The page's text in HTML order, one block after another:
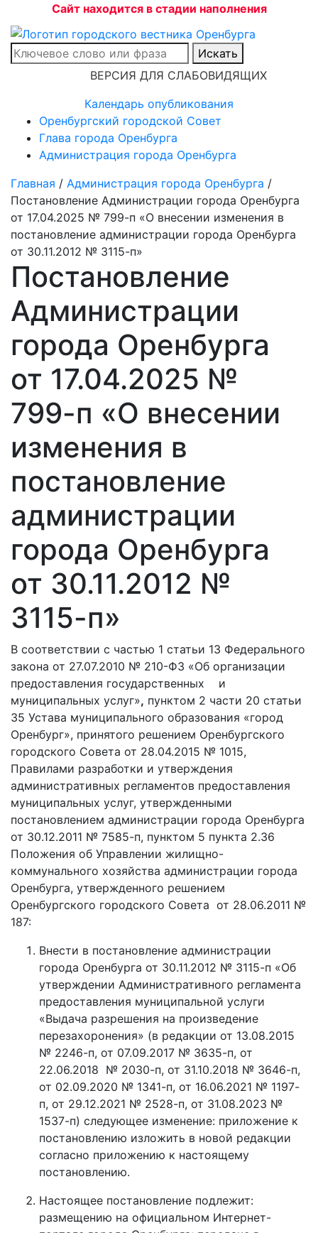
Сайт находится в стадии наполнения
Искать
ВЕРСИЯ ДЛЯ СЛАБОВИДЯЩИХ
Календарь опубликования
Оренбургский городской Совет
Глава города Оренбурга
Администрация города Оренбурга
Главная / Администрация города Оренбурга /
Постановление Администрации города Оренбурга
от 17.04.2025 № 799-п «О внесении изменения в
постановление администрации города Оренбурга
от 30.11.2012 № 3115-п»
Постановление
Администрации
города Оренбурга
от 17.04.2025 №
799-п «О внесении
изменения в
постановление
администрации
города Оренбурга
от 30.11.2012 №
3115-п»
В соответствии с частью 1 статьи 13 Федерального
закона от 27.07.2010 № 210-ФЗ «Об организации
предоставления государственных и
муниципальных услуг», пунктом 2 части 20 статьи
35 Устава муниципального образования «город
Оренбург», принятого решением Оренбургского
городского Совета от 28.04.2015 № 1015,
Правилами разработки и утверждения
административных регламентов предоставления
муниципальных услуг, утвержденными
постановлением администрации города Оренбурга
от 30.12.2011 № 7585-п, пунктом 5 пункта 2.36
Положения об Управлении жилищно-
коммунального хозяйства администрации города
Оренбурга, утвержденного решением
Оренбургского городского Совета от 28.06.2011 №
187:
Внести в постановление администрации
города Оренбурга от 30.11.2012 № 3115-п «Об
утверждении Административного регламента
предоставления муниципальной услуги
«Выдача разрешения на произведение
перезахоронения» (в редакции от 13.08.2015
№ 2246-п, от 07.09.2017 № 3635-п, от
22.06.2018 № 2030-п, от 31.10.2018 № 3646-п,
от 02.09.2020 № 1341-п, от 16.06.2021 № 1197-
п, от 29.12.2021 № 2528-п, от 31.08.2023 №
1537-п) следующее изменение: приложение к
постановлению изложить в новой редакции
согласно приложению к настоящему
постановлению.
Настоящее постановление подлежит:
размещению на официальном Интернет-